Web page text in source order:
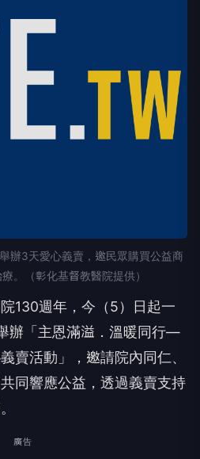
辦3天愛心義賣，邀民眾購買公益商
。（彰化基督教醫院提供）
130週年，今（5）日起一
辦「主恩滿溢．溫暖同行—
賣活動」，邀請院內同仁、
同響應公益，透過義賣支持
廣告